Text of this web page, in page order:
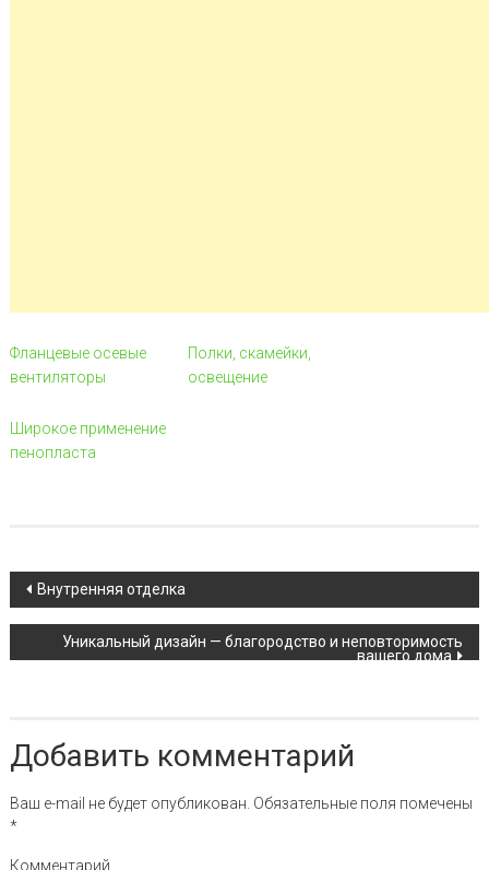
Фланцевые осевые
вентиляторы
Полки, скамейки,
освещение
Широкое применение
пенопласта
Навигация по записи
Внутренняя отделка
Уникальный дизайн — благородство и неповторимость
вашего дома
Добавить комментарий
Ваш e-mail не будет опубликован. Обязательные поля помечены
*
Комментарий